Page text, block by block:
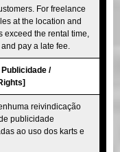
For freelance
at the location and
exceed the rental time,
pay a late fee.
/
reivindicação
publicidade
ao uso dos karts e